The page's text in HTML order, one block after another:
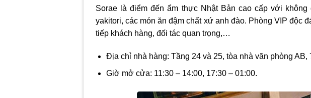
Sorae là điểm đến ẩm thực Nhật Bản cao cấp với
yakitori, các món ăn đậm chất xứ anh đào. Phòng VIP độc
tiếp khách hàng, đối tác quan trọng,…
Địa chỉ nhà hàng: Tầng 24 và 25, tòa nhà văn phòng AB,
Giờ mở cửa: 11:30 – 14:00, 17:30 – 01:00.